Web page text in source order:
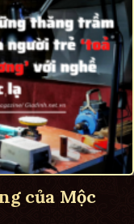
của Mộc